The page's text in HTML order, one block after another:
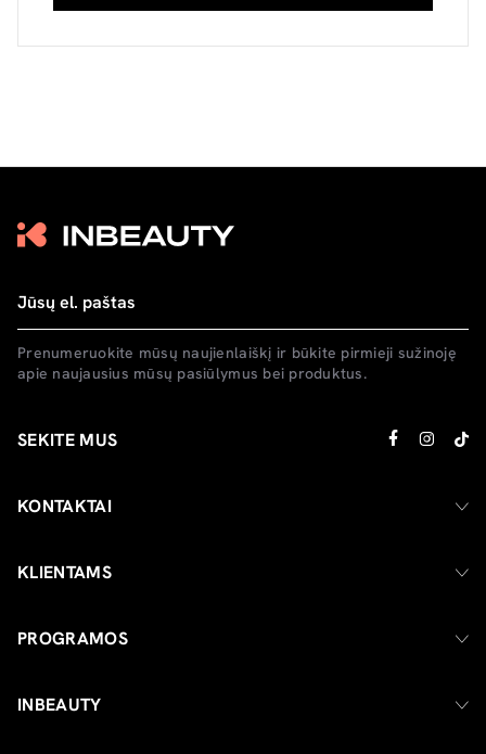
Prenumeruokite mūsų naujienlaiškį ir būkite pirmieji sužinoję
apie naujausius mūsų pasiūlymus bei produktus.
SEKITE MUS
KONTAKTAI
KLIENTAMS
PROGRAMOS
INBEAUTY